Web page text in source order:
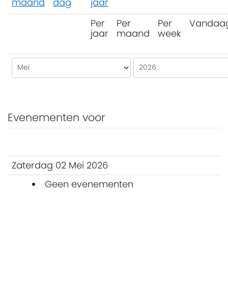
Per
jaar
Per
maand
Per
week
Evenementen voor
Zaterdag 02 Mei 2026
Geen evenementen